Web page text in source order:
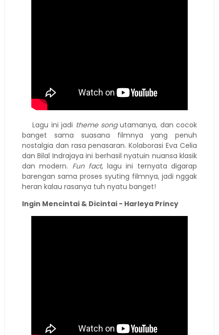
Lagu ini jadi theme songutamanya, dan cocok
banget sama suasana filmnya yang penuh
nostalgia dan rasa penasaran. Kolaborasi Eva Celia
dan Bilal Indrajaya ini berhasil nyatuin nuansa klasik
dan modern. Fun fact, lagu ini ternyata digarap
barengan sama proses syuting filmnya, jadi nggak
heran kalau rasanya tuh nyatu banget!
Ingin Mencintai & Dicintai - Harleya Princy